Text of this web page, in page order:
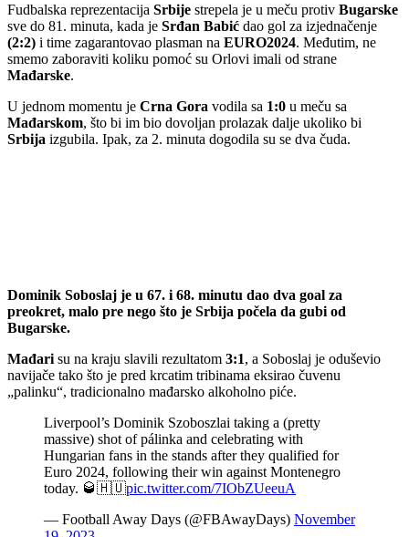
Fudbalska reprezentacija Srbije strepela je u meču protiv Bugarske
sve do 81. minuta, kada je Srđan Babić dao gol za izjednačenje
(2:2) i time zagarantovao plasman na EURO2024. Međutim, ne
smemo zaboraviti koliku pomoć su Orlovi imali od strane
Mađarske.
U jednom momentu je Crna Gora vodila sa 1:0 u meču sa
Mađarskom, što bi im bio dovoljan prolazak dalje ukoliko bi
Srbija izgubila. Ipak, za 2. minuta dogodila su se dva čuda.
Dominik Soboslaj je u 67. i 68. minutu dao dva goal za
preokret, malo pre nego što je Srbija počela da gubi od
Bugarske.
Mađari su na kraju slavili rezultatom 3:1, a Soboslaj je oduševio
navijače tako što je pred krcatim tribinama eksirao čuvenu
„palinku“, tradicionalno mađarsko alkoholno piće.
Liverpool’s Dominik Szoboszlai taking a (pretty
massive) shot of pálinka and celebrating with
Hungarian fans in the stands after they qualified for
Euro 2024, following their win against Montenegro
today. 🥃🇭🇺pic.twitter.com/7IObZUeeuA
— Football Away Days (@FBAwayDays) November